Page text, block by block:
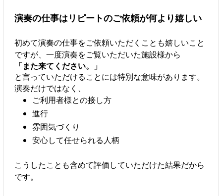
演奏の仕事はリピートのご依頼が何より嬉しい
初めて演奏の仕事をご依頼いただくことも嬉しいこと
ですが、一度演奏をご覧いただいた施設様から
「また来てください。」
と言っていただけることには特別な意味があります。
演奏だけではなく、
ご利用者様との接し方
進行
雰囲気づくり
安心して任せられる人柄
こうしたことも含めて評価していただけた結果だから
です。